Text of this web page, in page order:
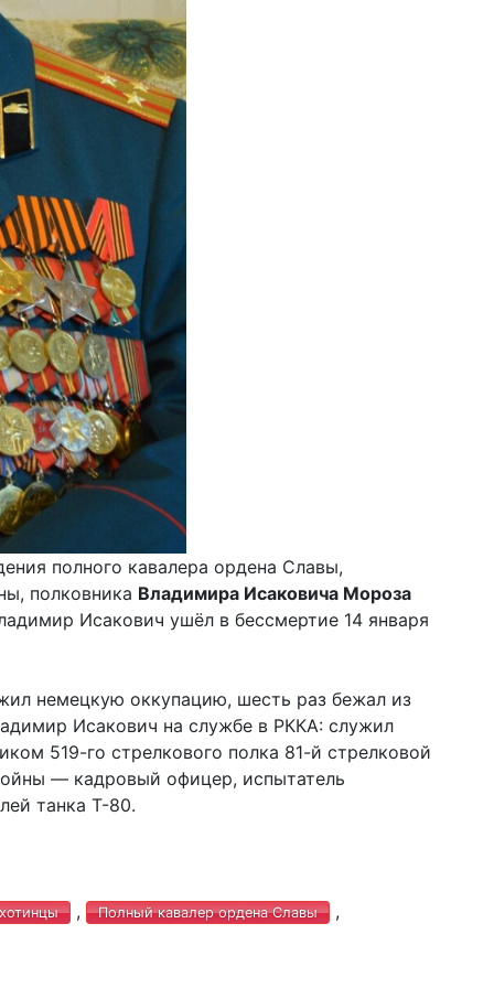
полного кавалера ордена Славы,
полковника Владимира Исаковича Мороза
Исакович ушёл в бессмертие 14 января
немецкую оккупацию, шесть раз бежал из
Исакович на службе в РККА: служил
519-го стрелкового полка 81-й стрелковой
— кадровый офицер, испытатель
танка Т-80.
, Полный кавалер ордена Славы ,